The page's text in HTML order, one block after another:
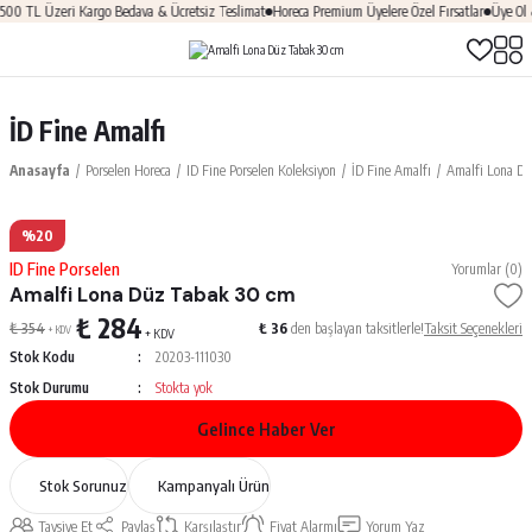
Kargo Bedava & Ücretsiz Teslimat Horeca Premium Üyelere Özel Fırsatlar Üye Ol &
İD Fine Amalfı
Anasayfa Porselen Horeca ID Fine Porselen Koleksiyon İD Fine Amalfı Amalfi Lona
%20
ID Fine Porselen Yorumlar (0)
Amalfi Lona Düz Tabak 30 cm
₺ 354 + KDV ₺ 284 + KDV ₺ 36 den başlayan taksitlerle!Taksit Seçenekleri
Stok Kodu
20203-111030
Stok Durumu
Stokta yok
Gelince Haber Ver
Stok Sorunuz Kampanyalı Ürün
Tavsiye Et Paylaş Karşılaştır Fiyat Alarmı Yorum Yaz